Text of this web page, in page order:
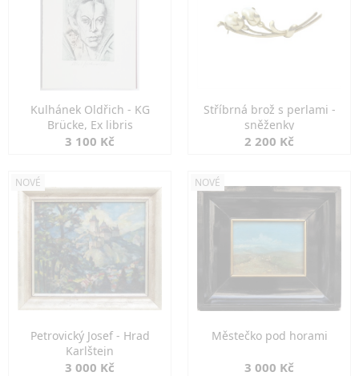
Kulhánek Oldřich - KG
Brücke, Ex libris
3 100 Kč
Stříbrná brož s perlami -
sněženky
2 200 Kč
NOVÉ
Petrovický Josef - Hrad
Karlštejn
3 000 Kč
NOVÉ
Městečko pod horami
3 000 Kč